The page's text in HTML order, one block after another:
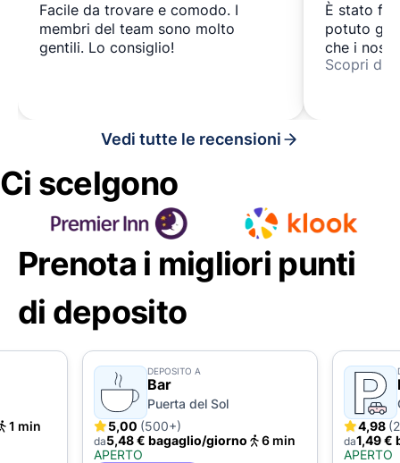
Facile da trovare e comodo. I
membri del team sono molto
gentili. Lo consiglio!
È stato
potuto
che i
con
Scopri di
Vedi tutte le recensioni
Ci scelgono
Prenota i migliori punti
di deposito
1 min
DEPOSITO A
Bar
Puerta del Sol
5,00 (500+)
da5,48 € bagaglio/giorno
6 min
APERTO
4,98
da1,49 €
APERTO